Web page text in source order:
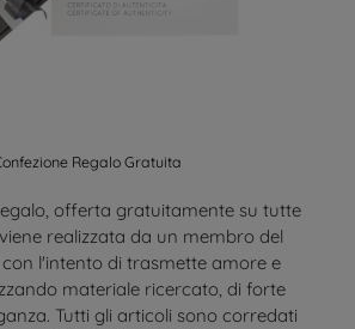
Regalo Gratuita
offerta gratuitamente su tutte
realizzata da un membro del
l'intento di trasmette amore e
materiale ricercato, di forte
Tutti gli articoli sono corredati